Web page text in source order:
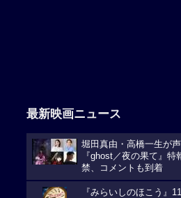
最新映画ニュース
堀田真由・高橋一生が
『ghost／夜の果て』特
禁、コメントも到着
『みらいしのほこう』